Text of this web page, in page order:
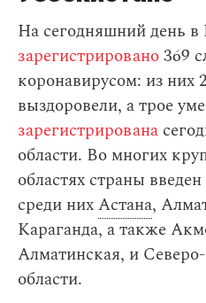
На сегодняшний день в
зарегистрировано369
коронавирусом: из них
выздоровели, а трое
зарегистрирована
области. Во многих
областях страны
среди нихАстана,
Караганда, а также
Алматинская, и
области.